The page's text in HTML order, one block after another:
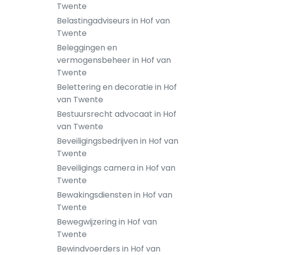
Twente
Belastingadviseurs in Hof van
Twente
Beleggingen en
vermogensbeheer in Hof van
Twente
Belettering en decoratie in Hof
van Twente
Bestuursrecht advocaat in Hof
van Twente
Beveiligingsbedrijven in Hof van
Twente
Beveiligings camera in Hof van
Twente
Bewakingsdiensten in Hof van
Twente
Bewegwijzering in Hof van
Twente
Bewindvoerders in Hof van